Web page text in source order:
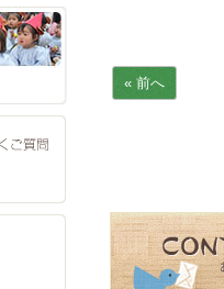
« 前へ